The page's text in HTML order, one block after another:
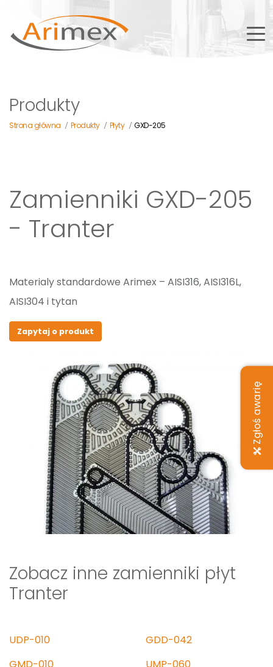
Produkty
Strona główna / Produkty / Płyty / GXD-205
Zamienniki GXD-205
- Tranter
Materialy standardowe Arimex – AISI316, AISI316L,
AISI304 i tytan
Zapytaj o produkt
Zobacz inne zamienniki płyt
Tranter
UDP-010
GDD-042
Zgłoś awarię